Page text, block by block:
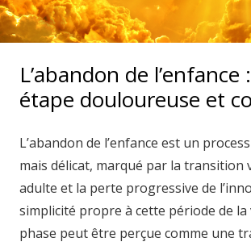
L’abandon de l’enfance
étape douloureuse et
L’abandon de l’enfance est un
mais délicat, marqué par la transition
adulte et la perte progressive de
simplicité propre à cette période de la
phase peut être perçue comme une